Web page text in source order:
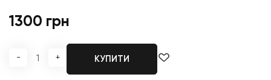
1300 грн
- + КУПИТИ